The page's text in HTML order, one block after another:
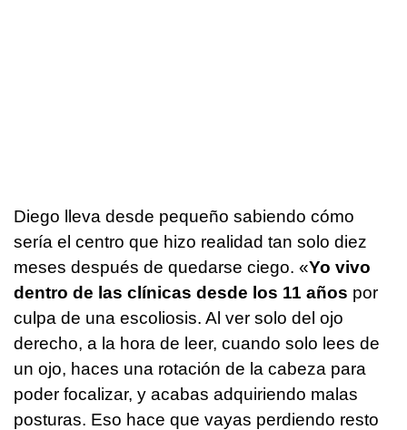
Diego lleva desde pequeño sabiendo cómo
sería el centro que hizo realidad tan solo diez
meses después de quedarse ciego. «Yo vivo
dentro de las clínicas desde los 11 años por
culpa de una escoliosis. Al ver solo del ojo
derecho, a la hora de leer, cuando solo lees de
un ojo, haces una rotación de la cabeza para
poder focalizar, y acabas adquiriendo malas
posturas. Eso hace que vayas perdiendo resto